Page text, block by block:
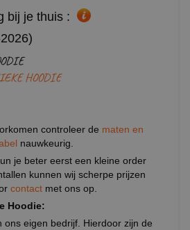
bij je thuis :
HOODIE
controleer de maten en
nauwkeurig.
je beter eerst een kleine order
kunnen wij scherpe prijzen
contact met ons op.
Hoodie:
ons eigen bedrijf. Hierdoor zijn de